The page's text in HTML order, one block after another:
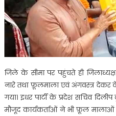
जिले के सीमा पर पहुंचते ही
नारे तथा फ़ूलमाला एवं अंगवस्त्र देकर
गया। इधर पार्टी के प्रदेश सचिव
मौजूद कार्यकर्ताओं ने भी फ़ूल